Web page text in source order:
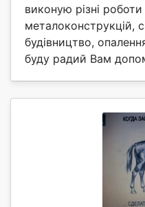
виконую різні
металоконструкцій,
будівництво,
буду радий Вам